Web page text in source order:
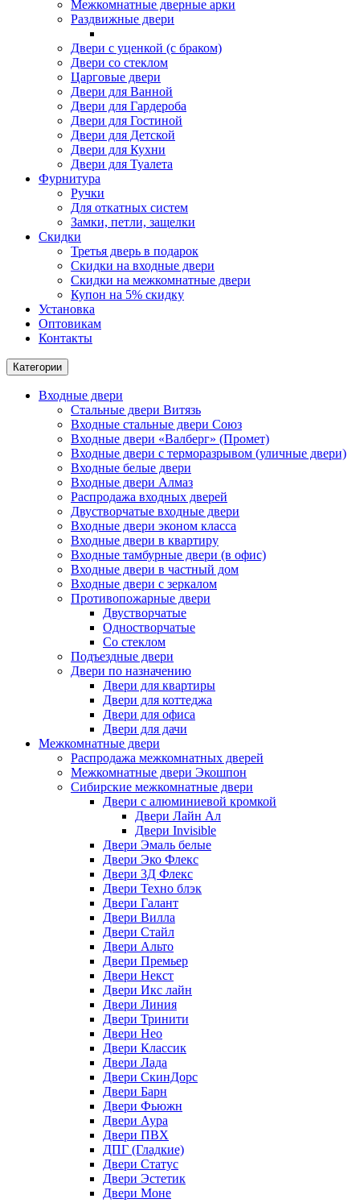
Межкомнатные дверные арки
Раздвижные двери
Двери с уценкой (с браком)
Двери со стеклом
Царговые двери
Двери для Ванной
Двери для Гардероба
Двери для Гостиной
Двери для Детской
Двери для Кухни
Двери для Туалета
Фурнитура
Ручки
Для откатных систем
Замки, петли, защелки
Скидки
Третья дверь в подарок
Скидки на входные двери
Скидки на межкомнатные двери
Купон на 5% скидку
Установка
Оптовикам
Контакты
Категории
Входные двери
Стальные двери Витязь
Входные стальные двери Союз
Входные двери «Валберг» (Промет)
Входные двери с терморазрывом (уличные двери)
Входные белые двери
Входные двери Алмаз
Распродажа входных дверей
Двустворчатые входные двери
Входные двери эконом класса
Входные двери в квартиру
Входные тамбурные двери (в офис)
Входные двери в частный дом
Входные двери с зеркалом
Противопожарные двери
Двустворчатые
Одностворчатые
Со стеклом
Подъездные двери
Двери по назначению
Двери для квартиры
Двери для коттеджа
Двери для офиса
Двери для дачи
Межкомнатные двери
Распродажа межкомнатных дверей
Межкомнатные двери Экошпон
Сибирские межкомнатные двери
Двери с алюминиевой кромкой
Двери Лайн Ал
Двери Invisible
Двери Эмаль белые
Двери Эко Флекс
Двери 3Д Флекс
Двери Техно блэк
Двери Галант
Двери Вилла
Двери Стайл
Двери Альто
Двери Премьер
Двери Некст
Двери Икс лайн
Двери Линия
Двери Тринити
Двери Нео
Двери Классик
Двери Лада
Двери СкинДорс
Двери Барн
Двери Фьюжн
Двери Аура
Двери ПВХ
ДПГ (Гладкие)
Двери Статус
Двери Эстетик
Двери Моне